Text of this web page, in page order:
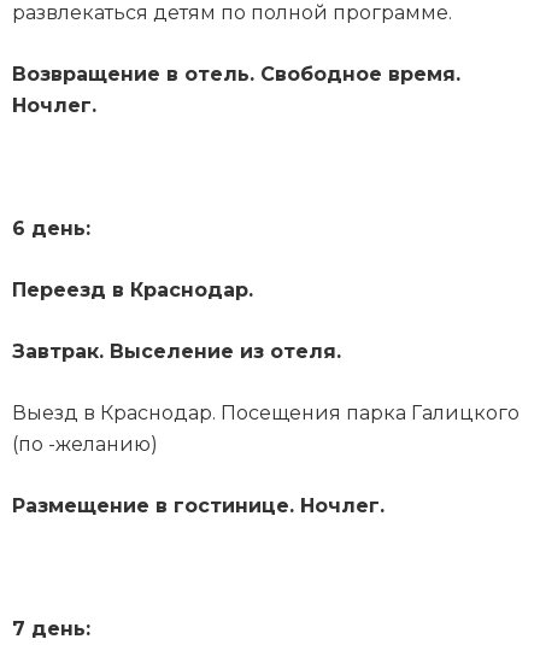
развлекаться детям по полной программе.
Возвращение в отель. Свободное время.
Ночлег.
6 день:
Переезд в Краснодар.
Завтрак. Выселение из отеля.
Выезд в Краснодар. Посещения парка Галицкого
(по -желанию)
Размещение в гостинице. Ночлег.
7 день: